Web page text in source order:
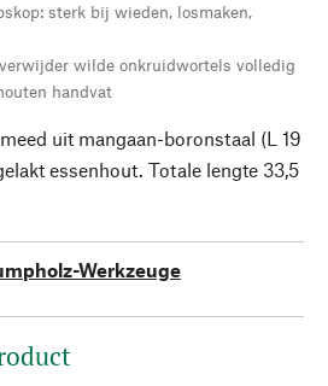
sterk bij wieden, losmaken,
wilde onkruidwortels volledig
handvat
uit mangaan-boronstaal (L 19
essenhout. Totale lengte 33,5
Werkzeuge